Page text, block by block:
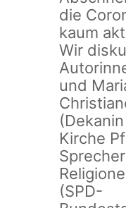
die
kaum
Wir
und
Kirche
(SPD-